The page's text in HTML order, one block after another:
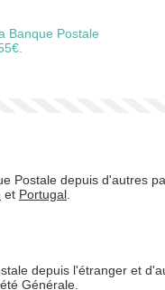
Banque Postale
Postale depuis d'autres
et Portugal
depuis l'étranger et
Générale